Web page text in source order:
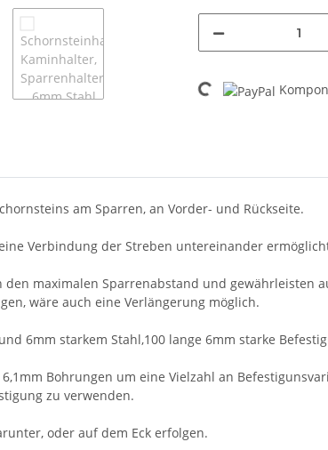
Loading...
am Sparren, an Vorder- und Rückseite.
Verbindung der Streben untereinander
maximalen Sparrenabstand und gewährleisten
wäre auch eine Verlängerung möglich.
6mm starkem Stahl,100 lange 6mm starke
Bohrungen um eine Vielzahl an
zu verwenden.
oder auf dem Eck erfolgen.